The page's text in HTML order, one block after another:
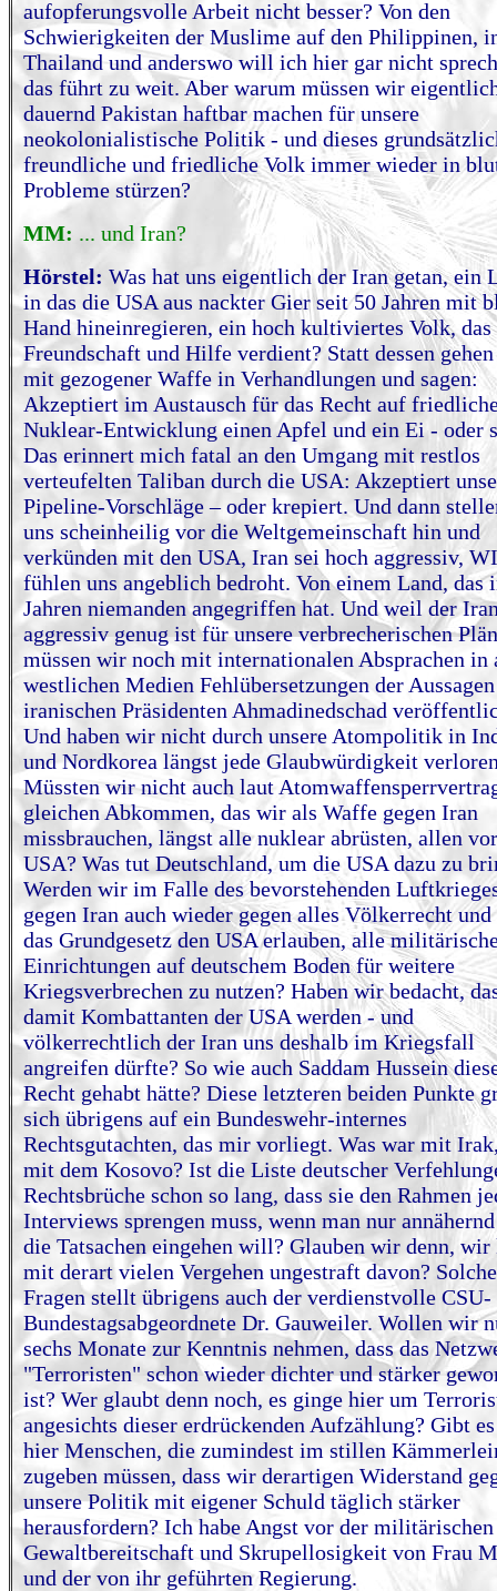
aufopferungsvolle Arbeit nicht besser? Von den
Schwierigkeiten der Muslime auf den Philippinen,
Thailand und anderswo will ich hier gar nicht
das führt zu weit. Aber warum müssen wir
dauernd Pakistan haftbar machen für unsere
neokolonialistische Politik - und dieses
freundliche und friedliche Volk immer wieder in
Probleme stürzen?
MM: ... und Iran?
Hörstel: Was hat uns eigentlich der Iran getan, ein
in das die USA aus nackter Gier seit 50 Jahren mit
Hand hineinregieren, ein hoch kultiviertes Volk, das
Freundschaft und Hilfe verdient? Statt dessen
mit gezogener Waffe in Verhandlungen und sagen:
Akzeptiert im Austausch für das Recht auf
Nuklear-Entwicklung einen Apfel und ein Ei - oder
Das erinnert mich fatal an den Umgang mit restlos
verteufelten Taliban durch die USA: Akzeptiert
Pipeline-Vorschläge – oder krepiert. Und dann
uns scheinheilig vor die Weltgemeinschaft hin und
verkünden mit den USA, Iran sei hoch aggressiv,
fühlen uns angeblich bedroht. Von einem Land, das
Jahren niemanden angegriffen hat. Und weil der
aggressiv genug ist für unsere verbrecherischen
müssen wir noch mit internationalen Absprachen in
westlichen Medien Fehlübersetzungen der
iranischen Präsidenten Ahmadinedschad
Und haben wir nicht durch unsere Atompolitik in
und Nordkorea längst jede Glaubwürdigkeit
Müssten wir nicht auch laut
gleichen Abkommen, das wir als Waffe gegen Iran
missbrauchen, längst alle nuklear abrüsten, allen
USA? Was tut Deutschland, um die USA dazu zu
Werden wir im Falle des bevorstehenden
gegen Iran auch wieder gegen alles Völkerrecht und
das Grundgesetz den USA erlauben, alle
Einrichtungen auf deutschem Boden für weitere
Kriegsverbrechen zu nutzen? Haben wir bedacht,
damit Kombattanten der USA werden - und
völkerrechtlich der Iran uns deshalb im Kriegsfall
angreifen dürfte? So wie auch Saddam Hussein
Recht gehabt hätte? Diese letzteren beiden Punkte
sich übrigens auf ein Bundeswehr-internes
Rechtsgutachten, das mir vorliegt. Was war mit
mit dem Kosovo? Ist die Liste deutscher
Rechtsbrüche schon so lang, dass sie den Rahmen
Interviews sprengen muss, wenn man nur
die Tatsachen eingehen will? Glauben wir denn, wir
mit derart vielen Vergehen ungestraft davon? Solche
Fragen stellt übrigens auch der verdienstvolle CSU-
Bundestagsabgeordnete Dr. Gauweiler. Wollen wir
sechs Monate zur Kenntnis nehmen, dass das
"Terroristen" schon wieder dichter und stärker
ist? Wer glaubt denn noch, es ginge hier um
angesichts dieser erdrückenden Aufzählung? Gibt
hier Menschen, die zumindest im stillen
zugeben müssen, dass wir derartigen Widerstand
unsere Politik mit eigener Schuld täglich stärker
herausfordern? Ich habe Angst vor der militärischen
Gewaltbereitschaft und Skrupellosigkeit von Frau
und der von ihr geführten Regierung.